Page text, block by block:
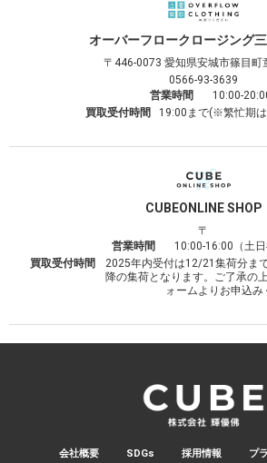
オーバーフロークロージング
〒446-0073 愛知県安城市篠目町
0566-93-3639
営業時間
10:00-
買取受付時間
19:00まで(※繁忙期
CUBEONLINE SHOP
〒
営業時間
10:00-16:00（土日
買取受付時間
2025年内受付は12/21集荷分ま
降の集荷となります。ご了承の
ォームよりお申込み
会社概要 SDGs 採用情報 プ